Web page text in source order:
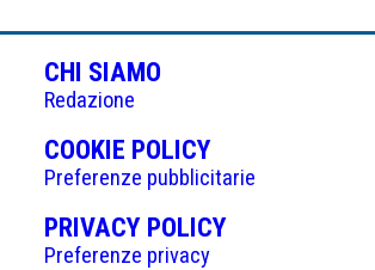
CHI SIAMO
Redazione
COOKIE POLICY(APRE
IN
UNA
NUOVA
Preferenze pubblicitarie
PRIVACY POLICY(APRE
Preferenze privacy